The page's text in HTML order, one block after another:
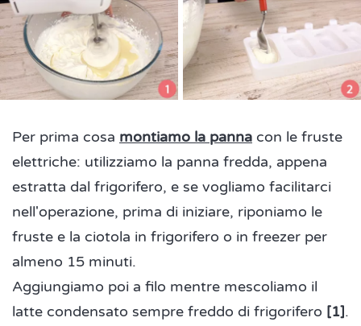
Per prima cosa montiamo la panna con le fruste
elettriche: utilizziamo la panna fredda, appena
estratta dal frigorifero, e se vogliamo facilitarci
nell'operazione, prima di iniziare, riponiamo le
fruste e la ciotola in frigorifero o in freezer per
almeno 15 minuti.
Aggiungiamo poi a filo mentre mescoliamo il
latte condensato sempre freddo di frigorifero [1].